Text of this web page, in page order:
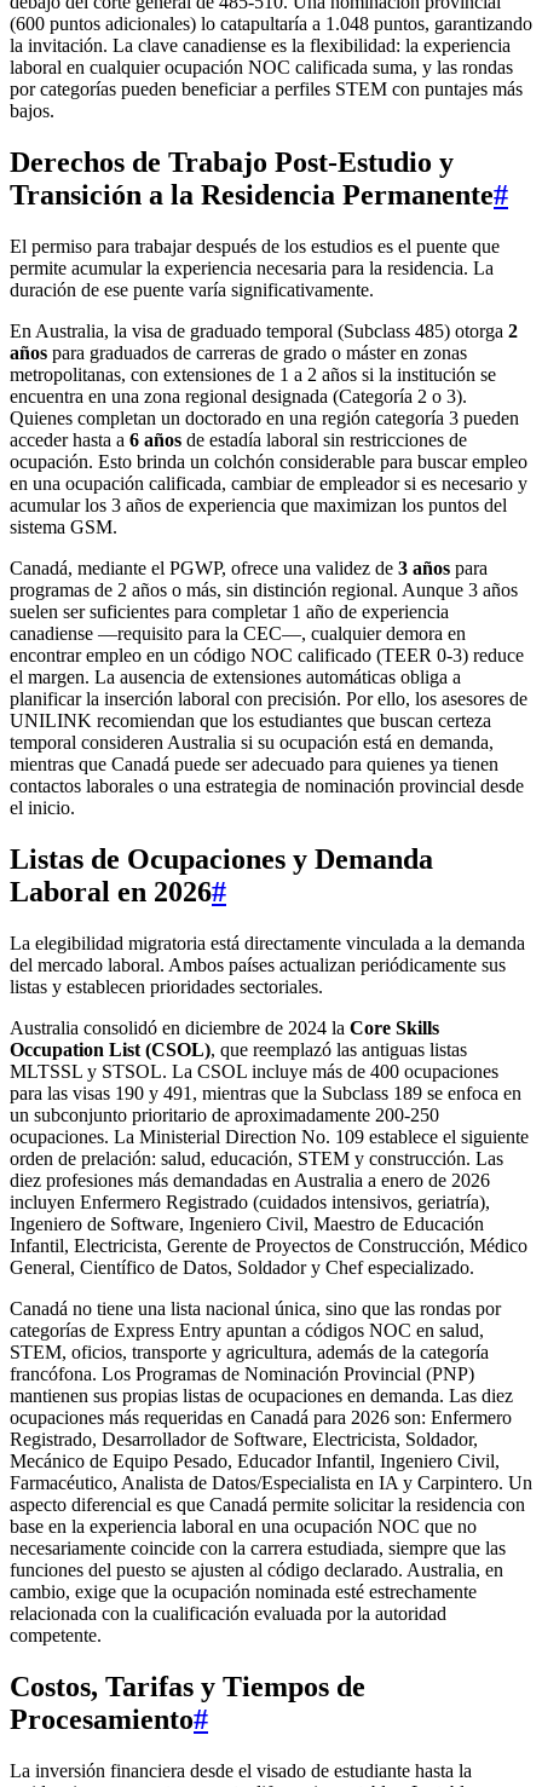
(600 puntos adicionales) lo catapultaría a 1.048 puntos, garantizando
la invitación. La clave canadiense es la flexibilidad: la experiencia
laboral en cualquier ocupación NOC calificada suma, y las rondas
por categorías pueden beneficiar a perfiles STEM con puntajes más
bajos.
Derechos de Trabajo Post-Estudio y
Transición a la Residencia Permanente#
El permiso para trabajar después de los estudios es el puente que
permite acumular la experiencia necesaria para la residencia. La
duración de ese puente varía significativamente.
En Australia, la visa de graduado temporal (Subclass 485) otorga 2
años para graduados de carreras de grado o máster en zonas
metropolitanas, con extensiones de 1 a 2 años si la institución se
encuentra en una zona regional designada (Categoría 2 o 3).
Quienes completan un doctorado en una región categoría 3 pueden
acceder hasta a 6 años de estadía laboral sin restricciones de
ocupación. Esto brinda un colchón considerable para buscar empleo
en una ocupación calificada, cambiar de empleador si es necesario y
acumular los 3 años de experiencia que maximizan los puntos del
sistema GSM.
Canadá, mediante el PGWP, ofrece una validez de 3 años para
programas de 2 años o más, sin distinción regional. Aunque 3 años
suelen ser suficientes para completar 1 año de experiencia
canadiense —requisito para la CEC—, cualquier demora en
encontrar empleo en un código NOC calificado (TEER 0‑3) reduce
el margen. La ausencia de extensiones automáticas obliga a
planificar la inserción laboral con precisión. Por ello, los asesores de
UNILINK recomiendan que los estudiantes que buscan certeza
temporal consideren Australia si su ocupación está en demanda,
mientras que Canadá puede ser adecuado para quienes ya tienen
contactos laborales o una estrategia de nominación provincial desde
el inicio.
Listas de Ocupaciones y Demanda
Laboral en 2026#
La elegibilidad migratoria está directamente vinculada a la demanda
del mercado laboral. Ambos países actualizan periódicamente sus
listas y establecen prioridades sectoriales.
Australia consolidó en diciembre de 2024 la Core Skills
Occupation List (CSOL), que reemplazó las antiguas listas
MLTSSL y STSOL. La CSOL incluye más de 400 ocupaciones
para las visas 190 y 491, mientras que la Subclass 189 se enfoca en
un subconjunto prioritario de aproximadamente 200‑250
ocupaciones. La Ministerial Direction No. 109 establece el siguiente
orden de prelación: salud, educación, STEM y construcción. Las
diez profesiones más demandadas en Australia a enero de 2026
incluyen Enfermero Registrado (cuidados intensivos, geriatría),
Ingeniero de Software, Ingeniero Civil, Maestro de Educación
Infantil, Electricista, Gerente de Proyectos de Construcción, Médico
General, Científico de Datos, Soldador y Chef especializado.
Canadá no tiene una lista nacional única, sino que las rondas por
categorías de Express Entry apuntan a códigos NOC en salud,
STEM, oficios, transporte y agricultura, además de la categoría
francófona. Los Programas de Nominación Provincial (PNP)
mantienen sus propias listas de ocupaciones en demanda. Las diez
ocupaciones más requeridas en Canadá para 2026 son: Enfermero
Registrado, Desarrollador de Software, Electricista, Soldador,
Mecánico de Equipo Pesado, Educador Infantil, Ingeniero Civil,
Farmacéutico, Analista de Datos/Especialista en IA y Carpintero. Un
aspecto diferencial es que Canadá permite solicitar la residencia con
base en la experiencia laboral en una ocupación NOC que no
necesariamente coincide con la carrera estudiada, siempre que las
funciones del puesto se ajusten al código declarado. Australia, en
cambio, exige que la ocupación nominada esté estrechamente
relacionada con la cualificación evaluada por la autoridad
competente.
Costos, Tarifas y Tiempos de
Procesamiento#
La inversión financiera desde el visado de estudiante hasta la